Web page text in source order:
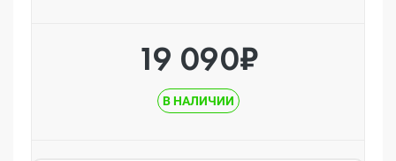
19 090₽
В НАЛИЧИИ